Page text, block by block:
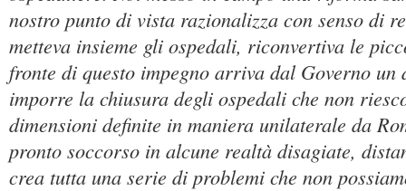
nostro punto di vista razionalizza con senso di
metteva insieme gli ospedali, riconvertiva le
fronte di questo impegno arriva dal Governo un
imporre la chiusura degli ospedali che non
dimensioni definite in maniera unilaterale da
pronto soccorso in alcune realtà disagiate,
crea tutta una serie di problemi che non